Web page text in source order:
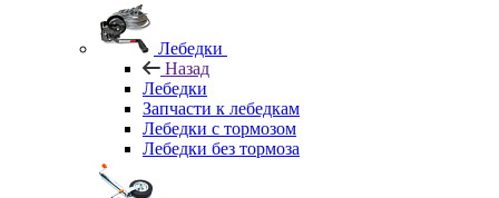
Лебедки
Назад
Лебедки
Запчасти к лебедкам
Лебедки с тормозом
Лебедки без тормоза